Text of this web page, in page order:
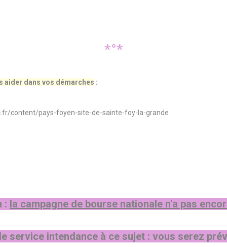
*°*
aider dans vos démarches :
content/pays-foyen-site-de-sainte-foy-la-grande
: la campagne de bourse nationale n'a pas
service intendance à ce sujet : vous serez